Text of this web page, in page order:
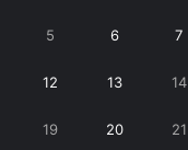
5 6 7
12 13 14
19 20 21